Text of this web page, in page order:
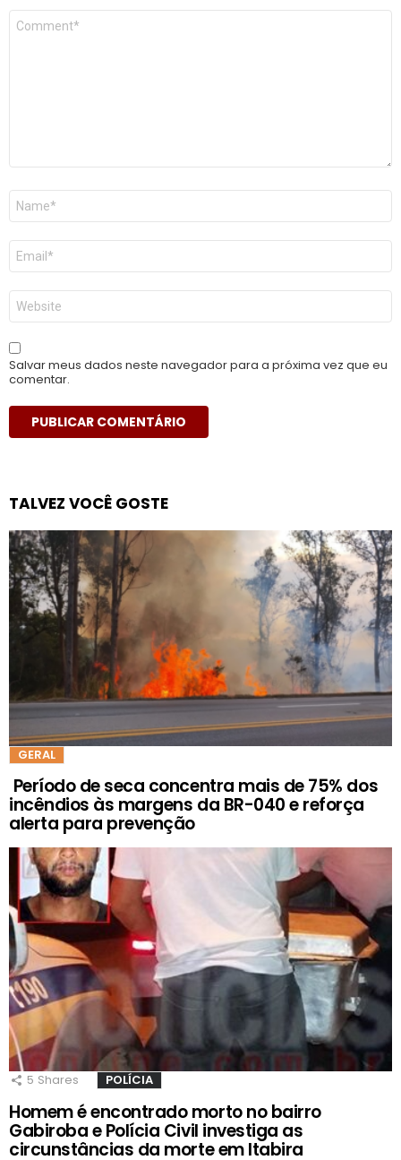
Comentário
Nome
E-
mail
*
Site
Salvar meus dados neste navegador para a próxima vez que eu
comentar.
TALVEZ VOCÊ GOSTE
GERAL
Período de seca concentra mais de 75% dos
incêndios às margens da BR-040 e reforça
alerta para prevenção
5 Shares POLÍCIA
Homem é encontrado morto no bairro
Gabiroba e Polícia Civil investiga as
circunstâncias da morte em Itabira